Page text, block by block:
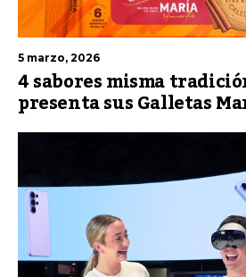
5 marzo, 2026
4 sabores misma
presenta sus Galletas